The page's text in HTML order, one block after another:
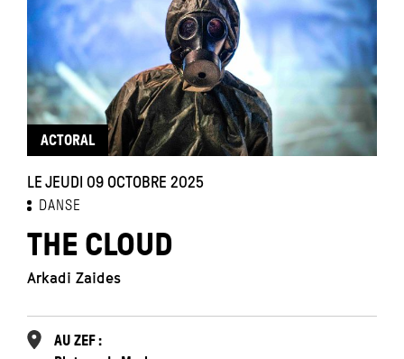
ACTORAL
LE JEUDI 09 OCTOBRE 2025
DANSE
THE CLOUD
Arkadi Zaides
AU ZEF :